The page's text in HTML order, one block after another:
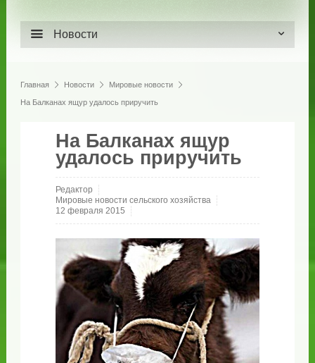
Новости
Главная Новости Мировые новости
На Балканах ящур удалось приручить
На Балканах ящур
удалось приручить
Редактор
Мировые новости сельского хозяйства
12 февраля 2015